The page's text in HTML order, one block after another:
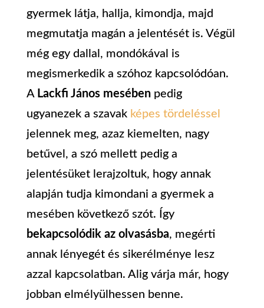
gyermek látja, hallja, kimondja, majd
megmutatja magán a jelentését is. Végül
még egy dallal, mondókával is
megismerkedik a szóhoz kapcsolódóan.
A Lackfi János mesébenpedig
ugyanezek a szavak képes tördeléssel
jelennek meg, azaz kiemelten, nagy
betűvel, a szó mellett pedig a
jelentésüket lerajzoltuk, hogy annak
alapján tudja kimondani a gyermek a
mesében következő szót. Így
bekapcsolódik az olvasásba, megérti
annak lényegét és sikerélménye lesz
azzal kapcsolatban. Alig várja már, hogy
jobban elmélyülhessen benne.